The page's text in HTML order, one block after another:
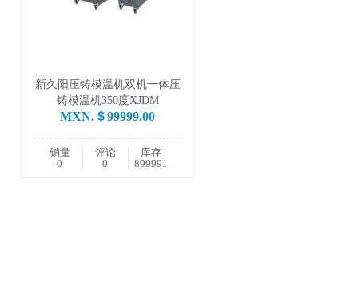
新久阳压铸模温机双机一体压
铸模温机350度XJDM
MXN.＄99999.00
销量
0
评论
0
库存
899991